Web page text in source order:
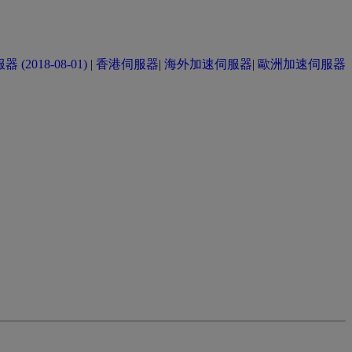
(2018-08-01) | 香港伺服器| 海外加速伺服器| 歐洲加速伺服器